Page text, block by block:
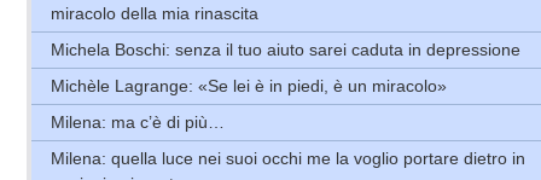
miracolo della mia rinascita
Michela Boschi: senza il tuo aiuto sarei caduta in depressione
Michèle Lagrange: «Se lei è in piedi, è un miracolo»
Milena: ma c’è di più…
Milena: quella luce nei suoi occhi me la voglio portare dietro in